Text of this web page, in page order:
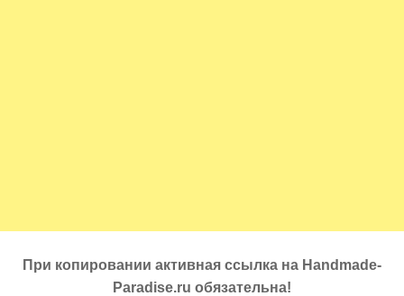
При копировании активная ссылка на Handmade-
Paradise.ru обязательна!